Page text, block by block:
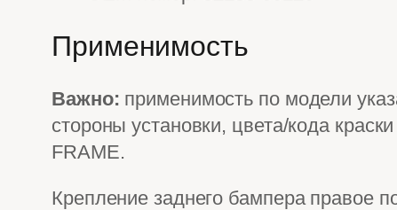
Применимость
Важно: применимость по модели
стороны установки, цвета/кода
FRAME.
Крепление заднего бампера правое